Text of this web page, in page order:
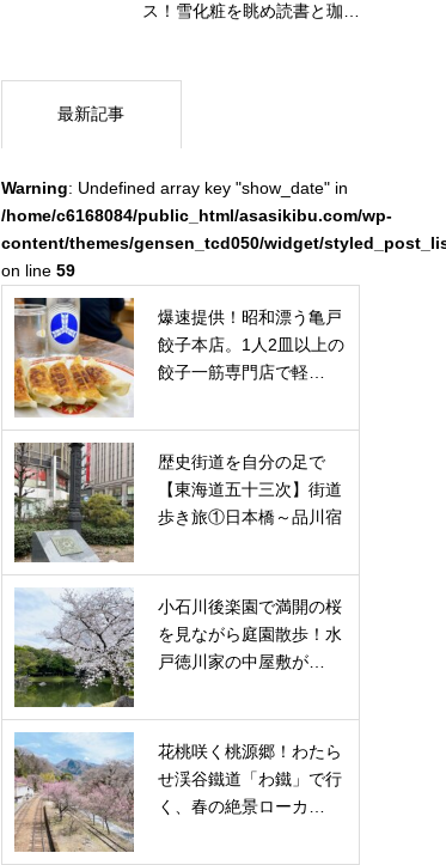
ス！雪化粧を眺め読書と珈…
最新記事
Warning: Undefined array key "show_date" in
/home/c6168084/public_html/asasikibu.com/wp-
content/themes/gensen_tcd050/widget/
on line 59
爆速提供！昭和漂う亀戸
餃子本店。1人2皿以上の
餃子一筋専門店で軽…
歴史街道を自分の足で
【東海道五十三次】街道
歩き旅①日本橋～品川宿
小石川後楽園で満開の桜
を見ながら庭園散歩！水
戸徳川家の中屋敷が…
花桃咲く桃源郷！わたら
せ渓谷鐵道「わ鐵」で行
く、春の絶景ローカ…